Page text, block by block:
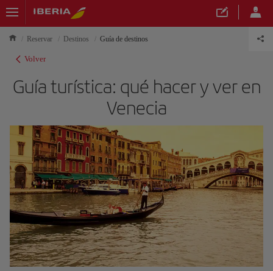
Reservar Destinos Guía de destinos
Volver
Guía turística: qué hacer y ver en
Venecia